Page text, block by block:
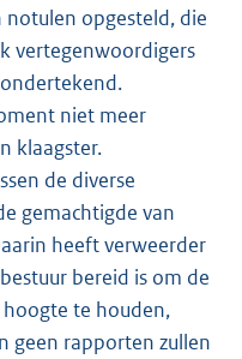
notulen opgesteld, die
vertegenwoordigers
niet meer
klaagster.
de diverse
gemachtigde van
heeft verweerder
bereid is om de
te houden,
geen rapporten zullen